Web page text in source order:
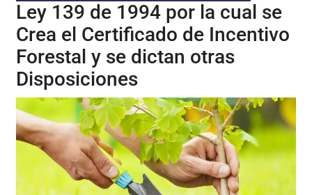
Ley 139 de 1994 por la cual se
Crea el Certificado de Incentivo
Forestal y se dictan otras
Disposiciones